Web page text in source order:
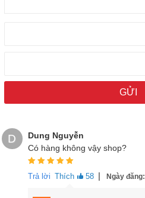
D
Dung Nguyễn
Có hàng không vậy shop?
Trả lời Thích 58 | Ngày đăng: